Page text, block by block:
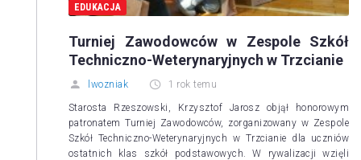
EDUKACJA
Turniej Zawodowców w Zespole Szkół
Techniczno-Weterynaryjnych w Trzcianie
lwozniak 1 rok temu
Starosta Rzeszowski, Krzysztof Jarosz objął honorowym
patronatem Turniej Zawodowców, zorganizowany w Zespole
Szkół Techniczno-Weterynaryjnych w Trzcianie dla uczniów
ostatnich klas szkół podstawowych. W rywalizacji wzięli